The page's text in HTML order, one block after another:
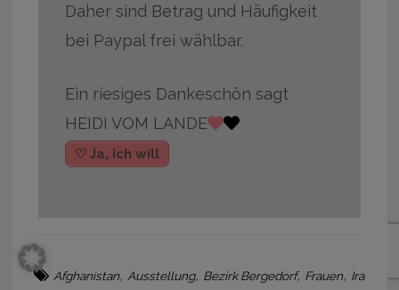
Daher sind Betrag und Häufigkeit
bei Paypal frei wählbar.
Ein riesiges Dankeschön sagt
HEIDI VOM LANDE
♡ Ja, ich will
Afghanistan, Ausstellung, Bezirk Bergedorf, Frauen, Ira